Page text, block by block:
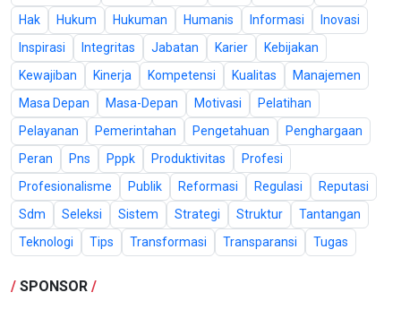
Hak
Hukum Hukuman Humanis Informasi
Inovasi
Inspirasi
Integritas Jabatan Karier
Kebijakan
Kewajiban
Kinerja Kompetensi Kualitas
Manajemen
Masa Depan
Masa-Depan Motivasi
Pelatihan
Pelayanan
Pemerintahan Pengetahuan
Penghargaan
Peran
Pns Pppk Produktivitas
Profesi
Profesionalisme
Publik Reformasi Regulasi
Reputasi
Sdm
Seleksi Sistem Strategi Struktur
Tantangan
Teknologi
Tips Transformasi Transparansi Tugas
/ SPONSOR /